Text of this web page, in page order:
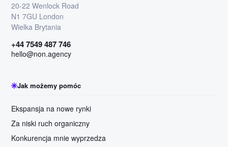
20-22 Wenlock Road
N1 7GU London
Wielka Brytania
+44 7549 487 746
hello@non.agency
Jak możemy pomóc
Ekspansja na nowe rynki
Za niski ruch organiczny
Konkurencja mnie wyprzedza